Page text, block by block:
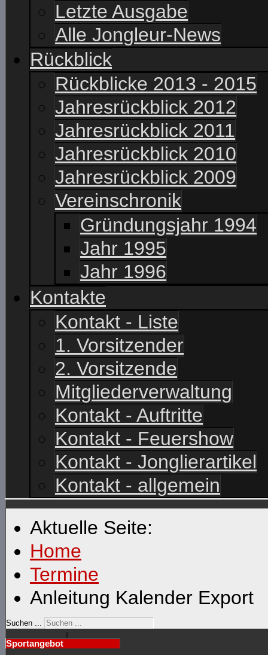
Letzte Ausgabe
Alle Jongleur-News
Rückblick
Rückblicke 2013 - 2015
Jahresrückblick 2012
Jahresrückblick 2011
Jahresrückblick 2010
Jahresrückblick 2009
Vereinschronik
Gründungsjahr 1994
Jahr 1995
Jahr 1996
Kontakte
Kontakt - Liste
1. Vorsitzender
2. Vorsitzende
Mitgliederverwaltung
Kontakt - Auftritte
Kontakt - Feuershow
Kontakt - Jonglierartikel
Kontakt - allgemein
Aktuelle Seite:
Home
Termine
Anleitung Kalender Export
Suchen ...
Sportangebot